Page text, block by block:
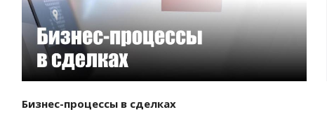
Бизнес-процессы в сделках